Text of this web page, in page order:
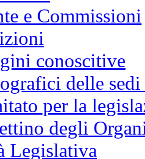
dei Lavori
e Commissioni
conoscitive
delle